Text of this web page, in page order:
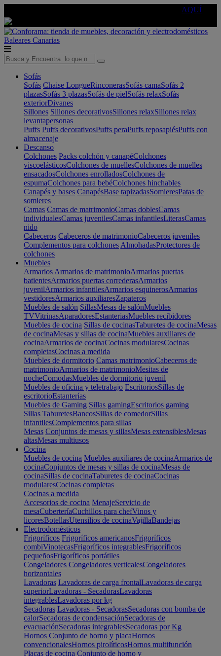
AQUÍ
Baleares Canarias
Sofás
Sofás Chaise LongueRinconerasSofás camaSofás 2
plazasSofás 3 plazasSofás de pielSofás relaxSofás
exteriorDivanes
Sillones Sillones decorativosSillones relaxSillones relax
levantapersonas
Puffs Puffs decorativosPuffs peraPuffs reposapiésPuffs con
almacenaje
Descanso
Colchones Packs colchón y canapéColchones
viscoelásticosColchones de muellesColchones de muelles
ensacadosColchones enrolladosColchones de
espumaColchones para bebéColchones hinchables
Canapés y bases CanapésBase tapizadasSomieresPatas de
somieres
Camas Camas de matrimonioCamas doblesCamas
individualesCamas juvenilesCamas infantilesLiterasCamas
nido
Cabeceros Cabeceros de matrimonioCabeceros juveniles
Complementos para colchones AlmohadasProtectores de
colchones
Muebles
Armarios Armarios de matrimonioArmarios puertas
batientesArmarios puertas correderasArmarios
juvenilArmarios infantilesArmarios esquinerosArmarios
vestidoresArmarios auxiliaresZapateros
Muebles de salón SillasMesas de salónMuebles
TVVitrinasAparadoresEstanteriasMuebles recibidores
Muebles de cocina Sillas de cocinasTaburetes de cocinaMesas
de cocinaMesas y sillas de cocinaMuebles auxiliares de
cocinaArmarios de cocinaCocinas modularesCocinas
completasCocinas a medida
Muebles de dormitorio Camas matrimonioCabeceros de
matrimonioArmarios de matrimonioMesitas de
nocheComodasMuebles de dormitorio juvenil
Muebles de oficina y teletrabajo EscritoriosSillas de
escritorioEstanterías
Muebles de Gaming Sillas gamingEscritorios gaming
Sillas TaburetesBancosSillas de comedorSillas
infantilesComplementos para sillas
Mesas Conjuntos de mesas y sillasMesas extensiblesMesas
altasMesas multiusos
Cocina
Muebles de cocina Muebles auxiliares de cocinaArmarios de
cocinaConjuntos de mesas y sillas de cocinaMesas de
cocinaSillas de cocinaTaburetes de cocinaCocinas
modularesCocinas completas
Cocinas a medida
Accesorios de cocina MenajeServicio de
mesaCuberteríaCuchillos para chefVinos y
licoresBotellasUtensilios de cocinaVajillaBandejas
Electrodomésticos
Frigoríficos Frigoríficos americanosFrigoríficos
combiVinotecasFrigoríficos integrablesFrigoríficos
pequeñosFrigoríficos portátiles
Congeladores Congeladores verticalesCongeladores
horizontales
Lavadoras Lavadoras de carga frontalLavadoras de carga
superiorLavadoras - SecadorasLavadoras
integrablesLavadoras por kg
Secadoras Lavadoras - SecadorasSecadoras con bomba de
calorSecadoras de condensaciónSecadoras de
evacuaciónSecadoras integrablesSecadoras por Kg
Hornos Conjunto de horno y placaHornos
convencionalesHornos pirolíticosHornos multifunción
Placas de cocina Conjunto de horno y